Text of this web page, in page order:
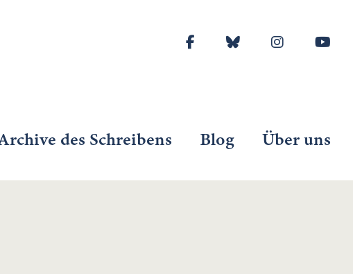
des Schreibens Blog Über uns